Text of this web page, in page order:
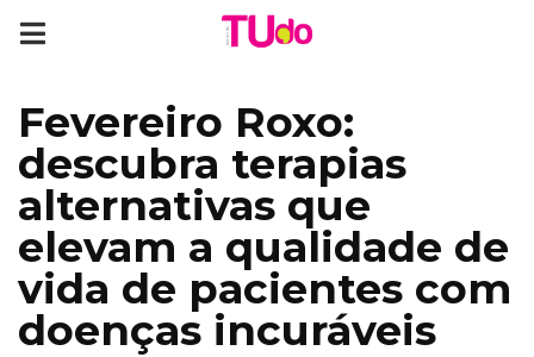
Fevereiro Roxo:
descubra terapias
alternativas que
elevam a qualidade de
vida de pacientes com
doenças incuráveis